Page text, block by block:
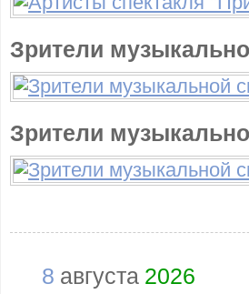
Зрители
Зрители
8 августа 2026